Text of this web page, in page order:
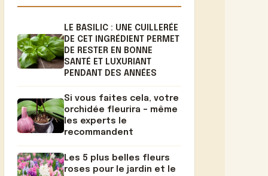
LE BASILIC : UNE CUILLERÉE
DE CET INGRÉDIENT PERMET
DE RESTER EN BONNE
SANTÉ ET LUXURIANT
PENDANT DES ANNÉES
Si vous faites cela, votre
orchidée fleurira – même
les experts le
recommandent
Les 5 plus belles fleurs
roses pour le jardin et le